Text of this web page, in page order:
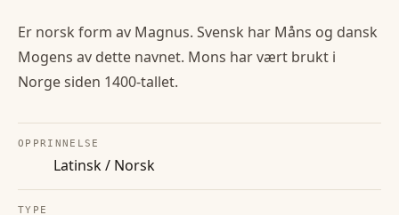
Er norsk form av Magnus. Svensk har Måns og dansk
Mogens av dette navnet. Mons har vært brukt i
Norge siden 1400-tallet.
OPPRINNELSE
Latinsk / Norsk
TYPE